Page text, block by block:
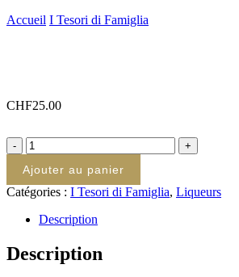
Accueil I Tesori di Famiglia
CHF25.00
Quantité
Ajouter au panier
Catégories : I Tesori di Famiglia, Liqueurs
Description
Description